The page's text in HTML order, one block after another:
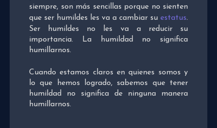
siempre, son más sencillas porque no sienten
que ser humildes les va a cambiar su estatus.
Ser humildes no les va a reducir su
importancia. La humildad no significa
humillarnos.
Cuando estamos claros en quienes somos y
lo que hemos logrado, sabemos que tener
humildad no significa de ninguna manera
humillarnos.